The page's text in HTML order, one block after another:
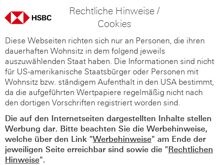
Rechtliche Hinweise /
Cookies
Diese Webseiten richten sich nur an Personen, die ihren
dauerhaften Wohnsitz in dem folgend jeweils
auszuwählenden Staat haben. Die Informationen sind nicht
für US-amerikanische Staatsbürger oder Personen mit
Wohnsitz bzw. ständigem Aufenthalt in den USA bestimmt,
da die aufgeführten Wertpapiere regelmäßig nicht nach
den dortigen Vorschriften registriert worden sind.
Die auf den Internetseiten dargestellten Inhalte stellen
Werbung dar. Bitte beachten Sie die Werbehinweise,
welche über den Link "Werbehinweise" am Ende der
jeweiligen Seite erreichbar sind sowie die "Rechtlichen
Hinweise".